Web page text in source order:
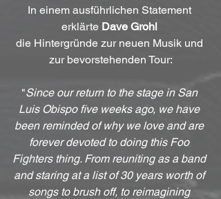
In einem ausführlichen Statement
erklärte Dave Grohl
die Hintergründe zur neuen Musik und
zur bevorstehenden Tour:
"Since our return to the stage in San
Luis Obispo five weeks ago, we have
been reminded of why we love and are
forever devoted to doing this Foo
Fighters thing. From reuniting as a band
and staring at a list of 30 years worth of
songs to brush off, to reimagining